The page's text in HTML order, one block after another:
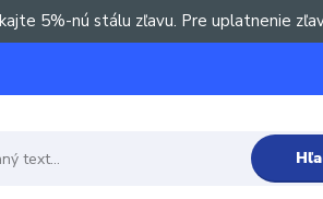
5%-nú stálu zľavu. Pre uplatnenie